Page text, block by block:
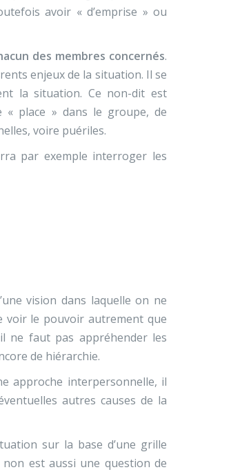
avoir « d’emprise » ou
des membres concernés.
enjeux de la situation. Il se
la situation. Ce non-dit est
place » dans le groupe, de
voire puériles.
par exemple interroger les
vision dans laquelle on ne
voir le pouvoir autrement que
ne faut pas appréhender les
de hiérarchie.
approche interpersonnelle, il
autres causes de la
sur la base d’une grille
est aussi une question de